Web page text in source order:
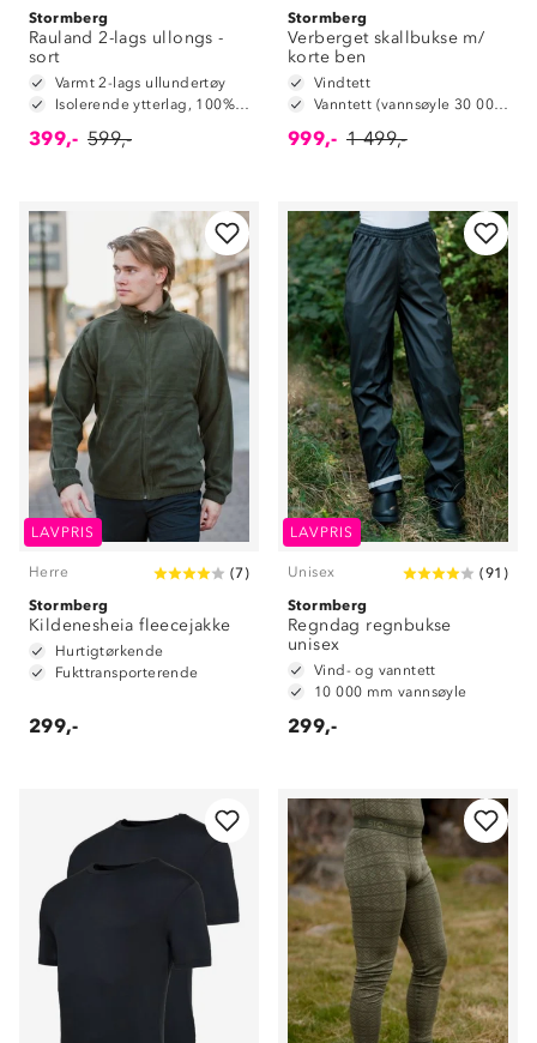
Stormberg
Rauland 2-lags ullongs -
sort
Varmt 2-lags ullundertøy
399,- 599,-
Stormberg
Verberget skallbukse m/
korte ben
Vindtett
999,- 1 499,-
LAVPRIS
Herre (7)
Stormberg
Kildenesheia fleecejakke
Hurtigtørkende
Fukttransporterende
299,-
LAVPRIS
Unisex (91 )
Stormberg
Regndag regnbukse
unisex
Vind- og vanntett
10 000 mm vannsøyle
299,-